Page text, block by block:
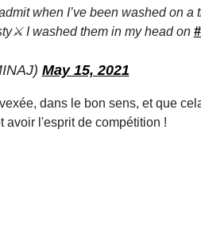
when I’ve been washed on a
I washed them in my head on
May 15, 2021
dans le bon sens, et que
avoir l'esprit de compétition !